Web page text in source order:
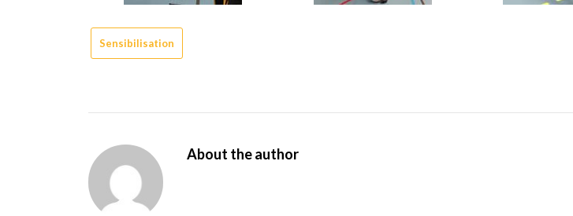
Sensibilisation
About the author